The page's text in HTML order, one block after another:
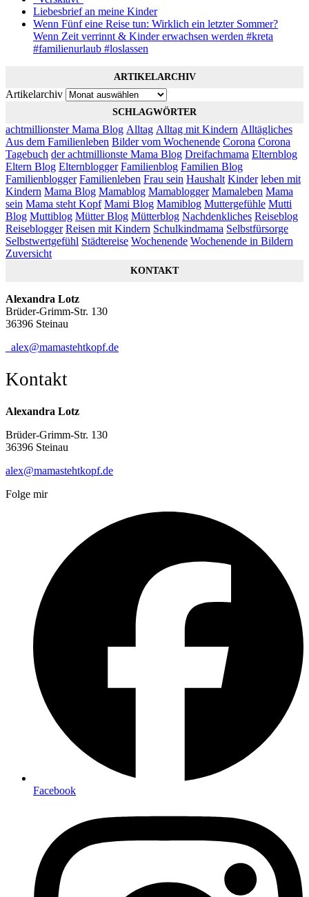
Liebesbrief an meine Kinder
Wenn Fünf eine Reise tun: Wirklich ein letzter Sommer?
Wenn Zeit verrinnt & Kinder erwachsen werden #kreta
#familienurlaub #loslassen
ARTIKELARCHIV
Artikelarchiv
SCHLAGWÖRTER
achtmillionster Mama Blog Alltag Alltag mit Kindern Alltägliches
Aus dem Familienleben Bilder vom Wochenende Corona Corona
Tagebuch der achtmillionste Mama Blog Dreifachmama Elternblog
Eltern Blog Elternblogger Familienblog Familien Blog
Familienblogger Familienleben Frau sein Haushalt Kinder leben mit
Kindern Mama Blog Mamablog Mamablogger Mamaleben Mama
sein Mama steht Kopf Mami Blog Mamiblog Muttergefühle Mutti
Blog Muttiblog Mütter Blog Mütterblog Nachdenkliches Reiseblog
Reiseblogger Reisen mit Kindern Schulkindmama Selbstfürsorge
Selbstwertgefühl Städtereise Wochenende Wochenende in Bildern
Zuversicht
KONTAKT
Alexandra Lotz
Brüder-Grimm-Str. 130
36396 Steinau
alex@mamastehtkopf.de
Kontakt
Alexandra Lotz
Brüder-Grimm-Str. 130
36396 Steinau
alex@mamastehtkopf.de
Folge mir
Facebook